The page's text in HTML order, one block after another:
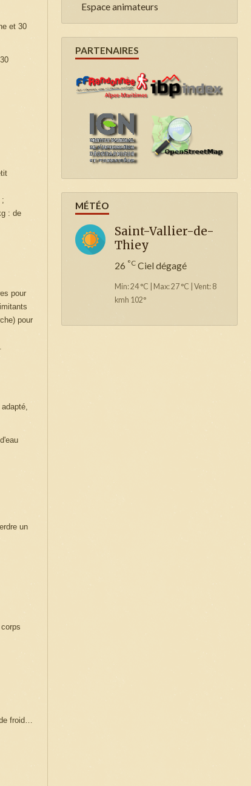
et 30
;
: de
pour
pour
un
froid…
Espace animateurs
PARTENAIRES
MÉTÉO
Saint-Vallier-de-
Thiey
26 °C Ciel dégagé
Min: 24 °C | Max: 27 °C | Vent: 8
kmh 102°